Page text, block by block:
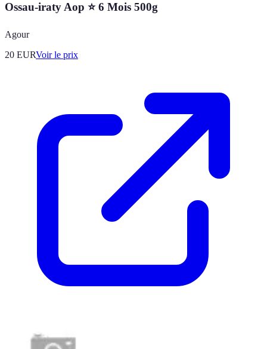
Ossau-iraty Aop ⭐ 6 Mois 500g
Agour
20 EURVoir le prix